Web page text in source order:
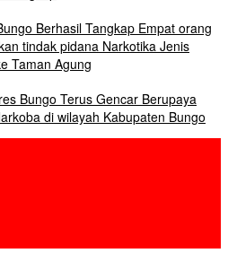
Berhasil Tangkap Empat orang
tindak pidana Narkotika Jenis
Taman Agung
Bungo Terus Gencar Berupaya
di wilayah Kabupaten Bungo